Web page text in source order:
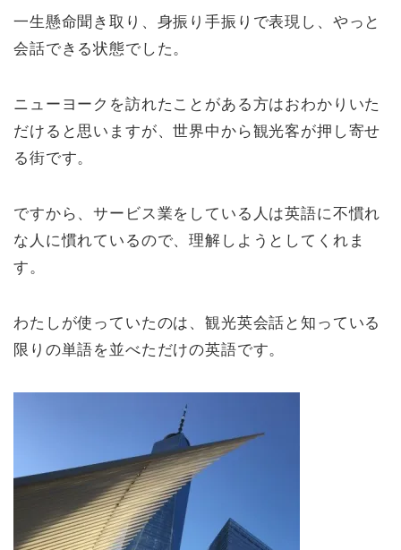
一生懸命聞き取り、身振り手振りで表現し、やっと
会話できる状態でした。
ニューヨークを訪れたことがある方はおわかりいた
だけると思いますが、世界中から観光客が押し寄せ
る街です。
ですから、サービス業をしている人は英語に不慣れ
な人に慣れているので、理解しようとしてくれま
す。
わたしが使っていたのは、観光英会話と知っている
限りの単語を並べただけの英語です。